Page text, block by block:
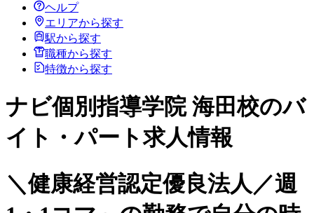
ヘルプ
エリアから探す
駅から探す
職種から探す
特徴から探す
ナビ個別指導学院 海田校のバ
イト・パート求人情報
＼健康経営認定優良法人／週